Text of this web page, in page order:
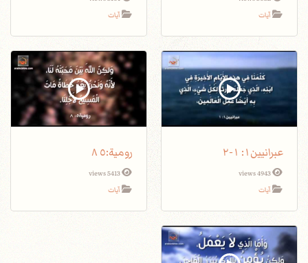
آيات
آيات
عبرانيين١: ١-٢
4943 views
آيات
5413 views
آيات